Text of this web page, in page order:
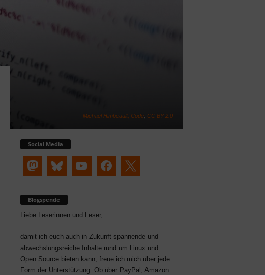
Michael Himbeault, Code, CC BY 2.0
Social Media
Blogspende
Liebe Leserinnen und Leser,
damit ich euch auch in Zukunft spannende und
abwechslungsreiche Inhalte rund um Linux und
Open Source bieten kann, freue ich mich über jede
Form der Unterstützung. Ob über PayPal, Amazon